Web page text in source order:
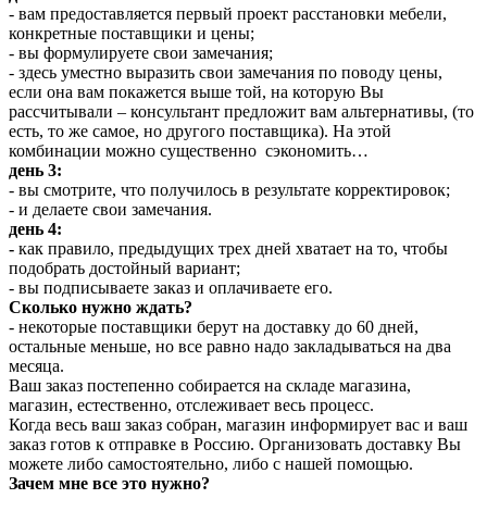
- вам предоставляется первый проект расстановки мебели,
конкретные поставщики и цены;
- вы формулируете свои замечания;
- здесь уместно выразить свои замечания по поводу цены,
если она вам покажется выше той, на которую Вы
рассчитывали – консультант предложит вам альтернативы, (то
есть, то же самое, но другого поставщика). На этой
комбинации можно существенно сэкономить…
день 3:
- вы смотрите, что получилось в результате корректировок;
- и делаете свои замечания.
день 4:
- как правило, предыдущих трех дней хватает на то, чтобы
подобрать достойный вариант;
- вы подписываете заказ и оплачиваете его.
Сколько нужно ждать?
- некоторые поставщики берут на доставку до 60 дней,
остальные меньше, но все равно надо закладываться на два
месяца.
Ваш заказ постепенно собирается на складе магазина,
магазин, естественно, отслеживает весь процесс.
Когда весь ваш заказ собран, магазин информирует вас и ваш
заказ готов к отправке в Россию. Организовать доставку Вы
можете либо самостоятельно, либо с нашей помощью.
Зачем мне все это нужно?